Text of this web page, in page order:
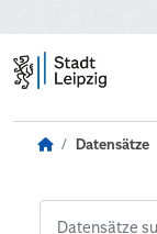
Datensätze